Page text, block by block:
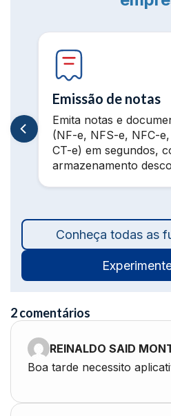
Emissão de notas
Emita notas e
(NF-e, NFS-e, NFC-
CT-e) em segundos,
armazenamento
Conheça todas as
2 comentários
REINALDO SAID
Boa tarde necessito